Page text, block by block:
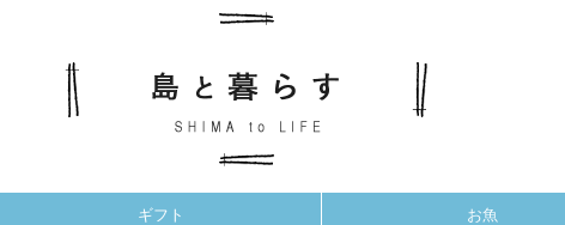
ギフト お魚